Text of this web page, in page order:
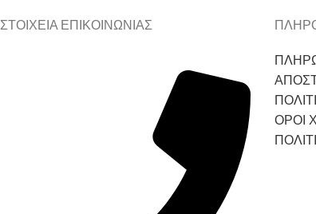
ΣΤΟΙΧΕΙΑ ΕΠΙΚΟΙΝΩΝΙΑΣ
ΟΡΟΙ